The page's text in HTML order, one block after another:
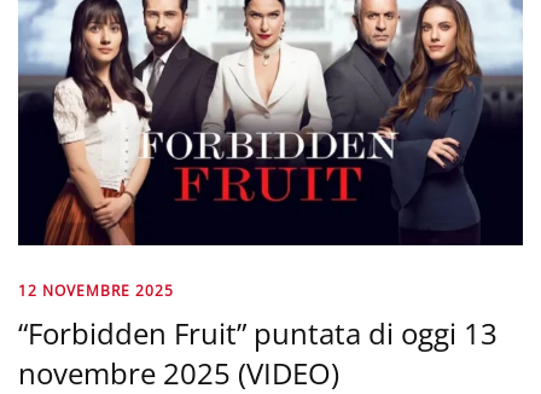
12 NOVEMBRE 2025
“Forbidden Fruit” puntata di oggi 13
novembre 2025 (VIDEO)